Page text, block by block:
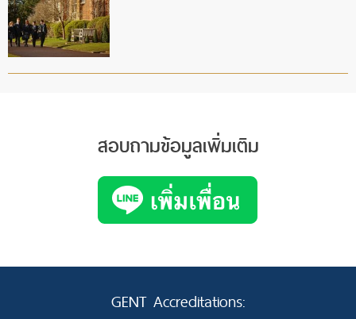
สอบถามข้อมูลเพิ่มเติม
GENT Accreditations: